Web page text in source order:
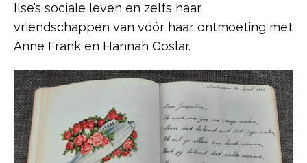
Ilse’s sociale leven en zelfs haar
vriendschappen van vóór haar ontmoeting met
Anne Frank en Hannah Goslar.